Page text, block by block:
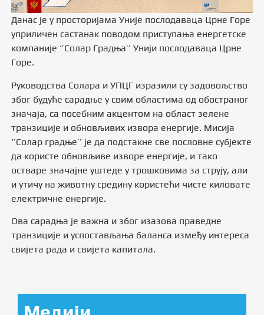
Данас је у просторијама Уније послодаваца Црне Горе
уприличен састанак поводом приступања енергетске
компаније ‘’Солар Градња’’ Унији послодаваца Црне
Горе.
Руководства Солара и УПЦГ изразили су задовољство
због будуће сарадње у свим областима од обостраног
значаја, са посебним акцентом на област зелене
транзиције и обновљивих извора енергије. Мисија
‘’Солар градње’’ је да подстакне све пословне субјекте
да користе обновљиве изворе енергије, и тако
остваре значајне уштеде у трошковима за струју, али
и утичу на животну средину користећи чисте киловате
електричне енергије.
Ова сарадња је важна и због изазова праведне
транзиције и успостављања баланса између интереса
свијета рада и свијета капитала.